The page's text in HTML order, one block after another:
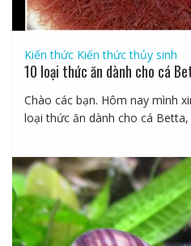
Kiến thức Kiến thức thủy sinh
10 loại thức ăn dành cho cá
Chào các bạn. Hôm nay mình
loại thức ăn dành cho cá Betta,